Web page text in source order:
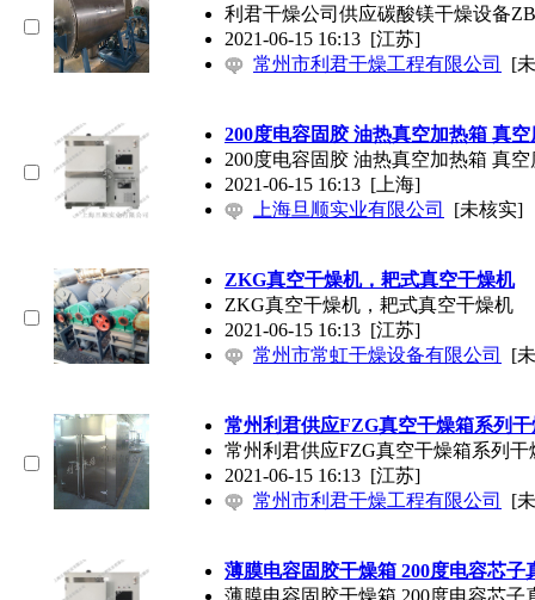
利君干燥公司供应碳酸镁干燥设备
2021-06-15 16:13 [江苏]
常州市利君干燥工程有限公司
[
200度电容固胶 油热真空加热箱 真空
200度电容固胶 油热真空加热箱 真空
2021-06-15 16:13 [上海]
上海旦顺实业有限公司
[未核实]
ZKG真空干燥机，耙式真空干燥机
ZKG真空干燥机，耙式真空干燥机
2021-06-15 16:13 [江苏]
常州市常虹干燥设备有限公司
[
常州利君供应FZG真空干燥箱系列
常州利君供应FZG真空干燥箱系列干
2021-06-15 16:13 [江苏]
常州市利君干燥工程有限公司
[
薄膜电容固胶干燥箱 200度电容芯子
薄膜电容固胶干燥箱 200度电容芯子